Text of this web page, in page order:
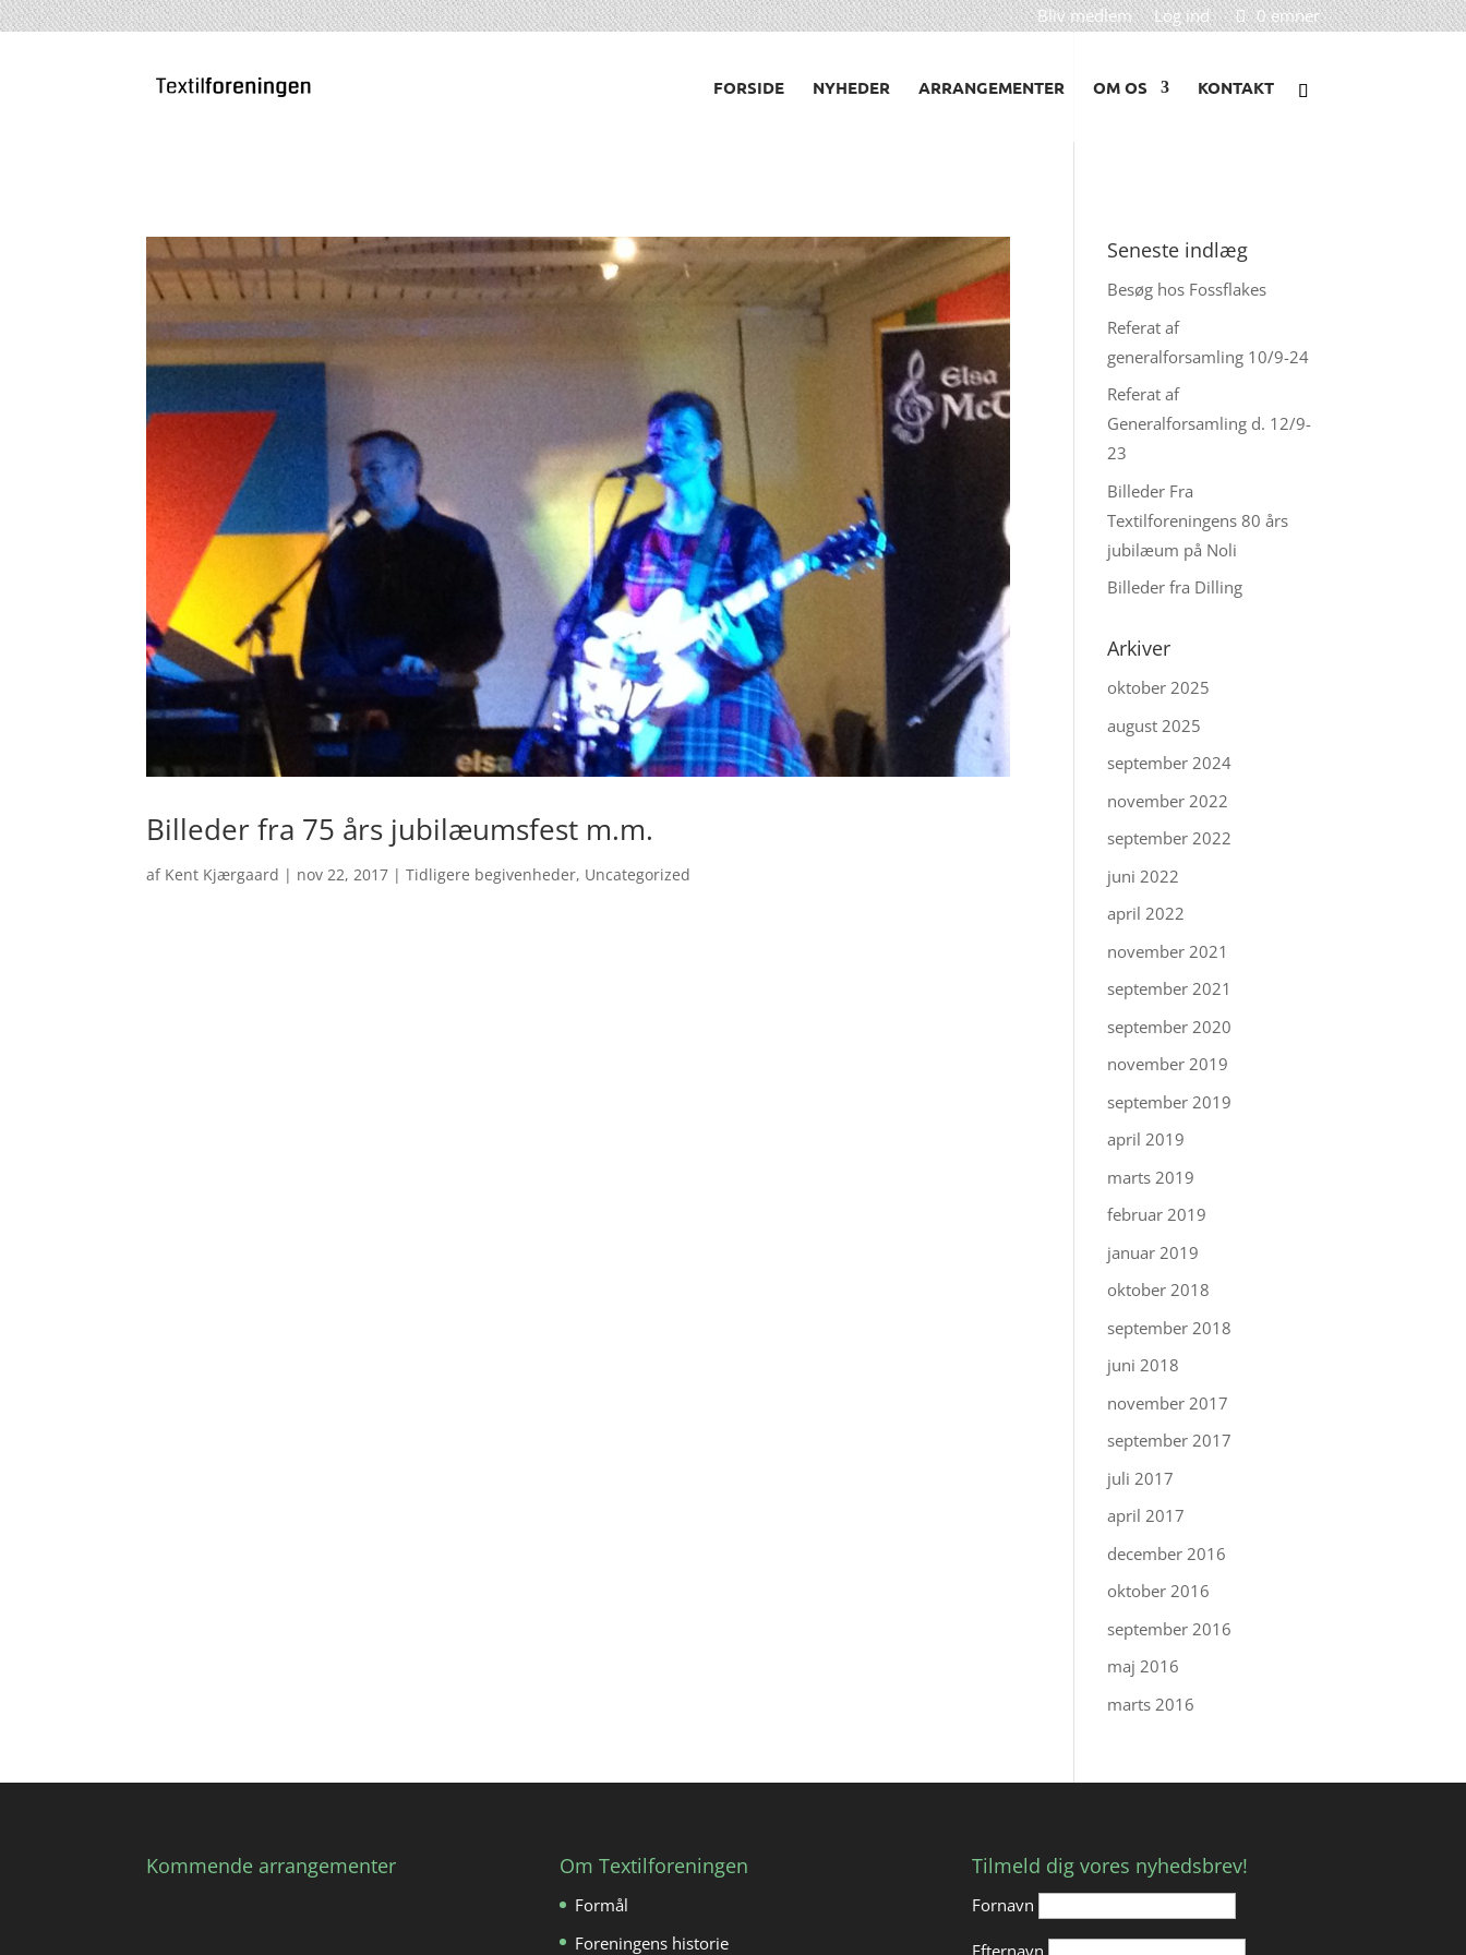
Bliv medlem Log ind 0 emner
FORSIDE NYHEDER ARRANGEMENTER OM OS KONTAKT
Billeder fra 75 års jubilæumsfest m.m.
af Kent Kjærgaard | nov 22, 2017 |Tidligere begivenheder, Uncategorized
Seneste indlæg
Besøg hos Fossflakes
Referat af
generalforsamling 10/9-24
Referat af
Generalforsamling d. 12/9-
23
Billeder Fra
Textilforeningens 80 års
jubilæum på Noli
Billeder fra Dilling
Arkiver
oktober 2025
august 2025
september 2024
november 2022
september 2022
juni 2022
april 2022
november 2021
september 2021
september 2020
november 2019
september 2019
april 2019
marts 2019
februar 2019
januar 2019
oktober 2018
september 2018
juni 2018
november 2017
september 2017
juli 2017
april 2017
december 2016
oktober 2016
september 2016
maj 2016
marts 2016
Kommende arrangementer Om Textilforeningen
Formål
Foreningens historie
Tilmeld dig vores nyhedsbrev!
Fornavn
Efternavn